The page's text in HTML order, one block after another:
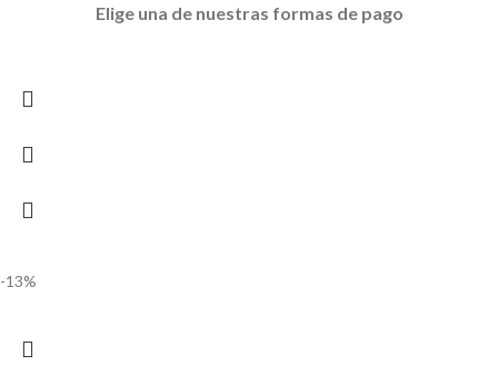
Elige una de nuestras formas de pago
-13%